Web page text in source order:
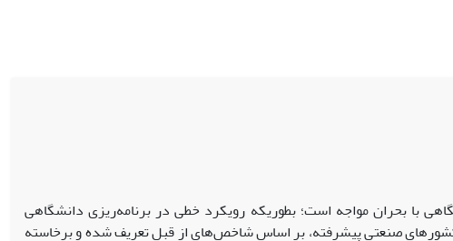
با بحران مواجه است؛ بطوریکه رویکرد خطی در برنامه‌ریزی دانشگاهی
صنعتی پیشرفته، بر اساس شاخص‌های از قبل تعریف شده و برخاسته